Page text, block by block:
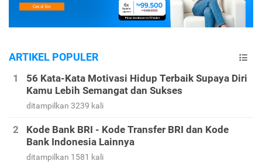
ARTIKEL POPULER
56 Kata-Kata Motivasi Hidup Terbaik Supaya Diri
Kamu Lebih Semangat dan Sukses
ditampilkan 3239 kali
Kode Bank BRI - Kode Transfer BRI dan Kode
Bank Indonesia Lainnya
ditampilkan 1581 kali